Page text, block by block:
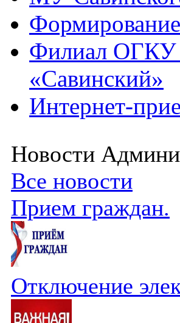
Филиал ОГКУ
«Савинский»
Интернет-
Новости
Все новости
Прием граждан.
Отключение